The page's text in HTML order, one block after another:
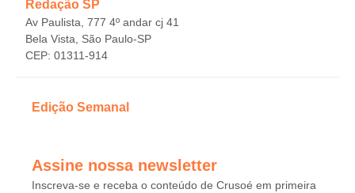
Redação SP
Av Paulista, 777 4º andar cj 41
Bela Vista, São Paulo-SP
CEP: 01311-914
Edição Semanal
Assine nossa newsletter
Inscreva-se e receba o conteúdo de Crusoé em primeira